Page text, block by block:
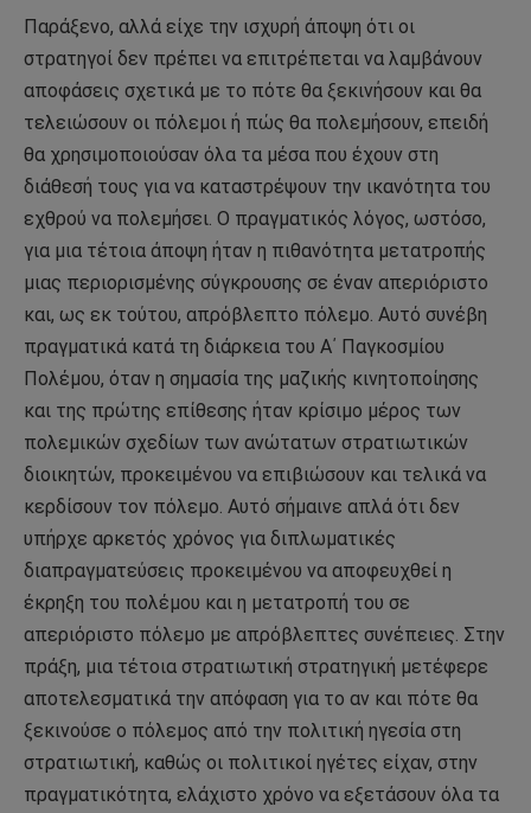
Παράξενο, αλλά είχε την ισχυρή άποψη ότι οι
στρατηγοί δεν πρέπει να επιτρέπεται να λαμβάνουν
αποφάσεις σχετικά με το πότε θα ξεκινήσουν και θα
τελειώσουν οι πόλεμοι ή πώς θα πολεμήσουν, επειδή
θα χρησιμοποιούσαν όλα τα μέσα που έχουν στη
διάθεσή τους για να καταστρέψουν την ικανότητα του
εχθρού να πολεμήσει. Ο πραγματικός λόγος, ωστόσο,
για μια τέτοια άποψη ήταν η πιθανότητα μετατροπής
μιας περιορισμένης σύγκρουσης σε έναν απεριόριστο
και, ως εκ τούτου, απρόβλεπτο πόλεμο. Αυτό συνέβη
πραγματικά κατά τη διάρκεια του Α΄ Παγκοσμίου
Πολέμου, όταν η σημασία της μαζικής κινητοποίησης
και της πρώτης επίθεσης ήταν κρίσιμο μέρος των
πολεμικών σχεδίων των ανώτατων στρατιωτικών
διοικητών, προκειμένου να επιβιώσουν και τελικά να
κερδίσουν τον πόλεμο. Αυτό σήμαινε απλά ότι δεν
υπήρχε αρκετός χρόνος για διπλωματικές
διαπραγματεύσεις προκειμένου να αποφευχθεί η
έκρηξη του πολέμου και η μετατροπή του σε
απεριόριστο πόλεμο με απρόβλεπτες συνέπειες. Στην
πράξη, μια τέτοια στρατιωτική στρατηγική μετέφερε
αποτελεσματικά την απόφαση για το αν και πότε θα
ξεκινούσε ο πόλεμος από την πολιτική ηγεσία στη
στρατιωτική, καθώς οι πολιτικοί ηγέτες είχαν, στην
πραγματικότητα, ελάχιστο χρόνο να εξετάσουν όλα τα